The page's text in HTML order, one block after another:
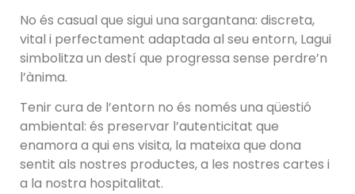
No és casual que sigui una sargantana: discreta,
vital i perfectament adaptada al seu entorn, Lagui
simbolitza un destí que progressa sense perdre’n
l’ànima.
Tenir cura de l’entorn no és només una qüestió
ambiental: és preservar l’autenticitat que
enamora a qui ens visita, la mateixa que dona
sentit als nostres productes, a les nostres cartes i
a la nostra hospitalitat.